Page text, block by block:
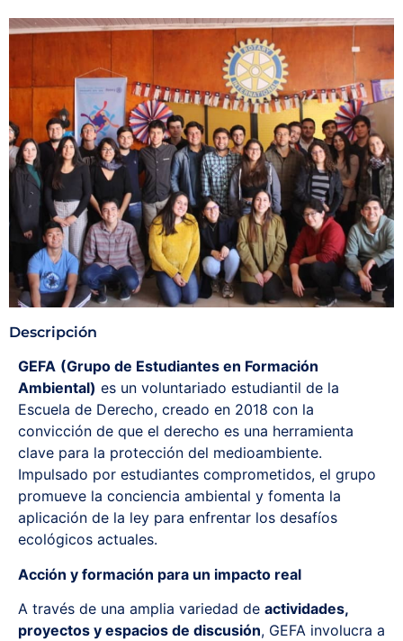
Recursos
Contáctanos
Descripción
GEFA (Grupo de Estudiantes en Formación
Ambiental) es un voluntariado estudiantil de la
Escuela de Derecho, creado en 2018 con la
convicción de que el derecho es una herramienta
clave para la protección del medioambiente.
Impulsado por estudiantes comprometidos, el grupo
promueve la conciencia ambiental y fomenta la
aplicación de la ley para enfrentar los desafíos
ecológicos actuales.
Acción y formación para un impacto real
A través de una amplia variedad de actividades,
proyectos y espacios de discusión, GEFA involucra a